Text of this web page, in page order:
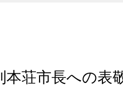
本荘市長への表